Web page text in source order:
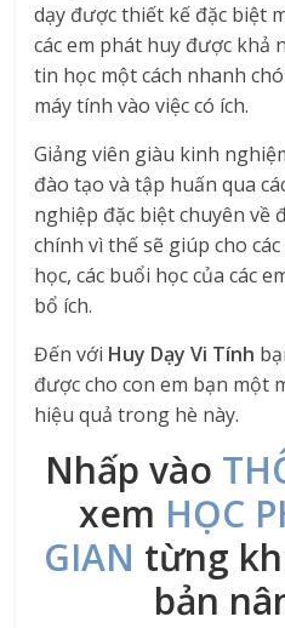
dạy được thiết kế đặc biệt
các em phát huy được khả
tin học một cách nhanh
máy tính vào việc có ích.
Giảng viên giàu kinh
đào tạo và tập huấn qua
nghiệp đặc biệt chuyên về
chính vì thế sẽ giúp cho
học, các buổi học của các
bổ ích.
Đến với Huy Dạy Vi Tính
được cho con em bạn một
hiệu quả trong hè này.
Nhấp vào
xem HỌC
GIAN từng
bản